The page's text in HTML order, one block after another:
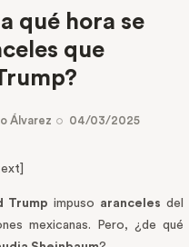
qué hora se
que
Álvarez 04/03/2025
Trump impuso aranceles del
mexicanas. Pero, ¿de qué